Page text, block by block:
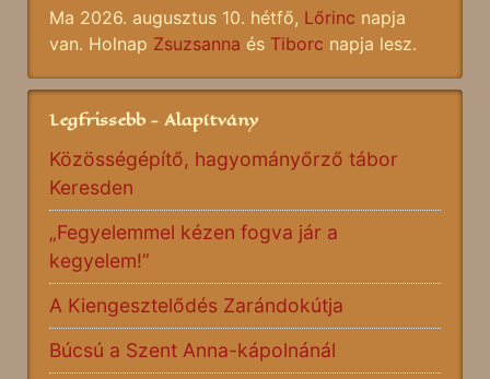
Ma 2026. augusztus 10. hétfő, Lőrinc napja
van. Holnap Zsuzsanna és Tiborc napja lesz.
Legfrissebb - Alapítvány
Közösségépítő, hagyományőrző tábor
Keresden
„Fegyelemmel kézen fogva jár a
kegyelem!”
A Kiengesztelődés Zarándokútja
Búcsú a Szent Anna-kápolnánál